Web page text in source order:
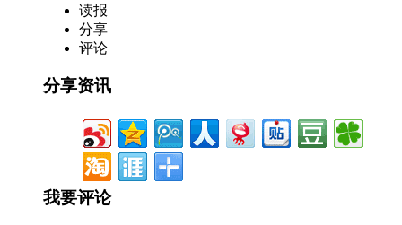
读报
分享
评论
分享资讯
我要评论